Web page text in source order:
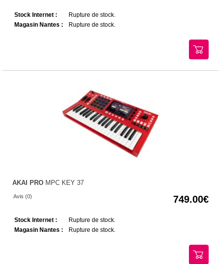
Stock Internet :
Rupture de stock.
Magasin Nantes :
Rupture de stock.
AKAI PRO MPC KEY 37
Avis (0) 749.00
Stock Internet :
Rupture de stock.
Magasin Nantes :
Rupture de stock.